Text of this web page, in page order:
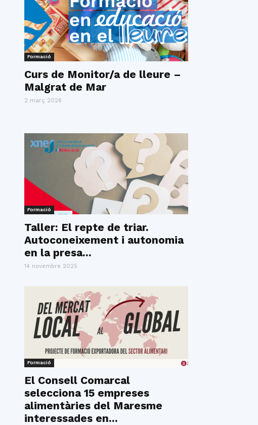
Formació
Curs de Monitor/a de lleure –
Malgrat de Mar
2 març 2026
Formació
Taller: El repte de triar.
Autoconeixement i autonomia
en la presa...
14 novembre 2025
Formació
El Consell Comarcal
selecciona 15 empreses
alimentàries del Maresme
interessades en...